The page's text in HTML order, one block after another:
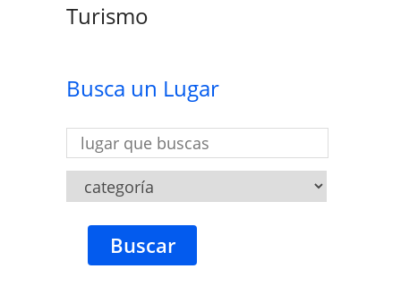
Turismo
Busca un Lugar
Buscar